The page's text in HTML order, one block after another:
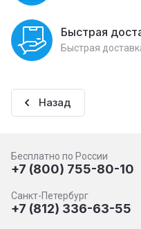
Быстрая
Быстрая
Назад
Бесплатно по России
+7 (800) 755-80-10
Санкт-Петербург
+7 (812) 336-63-55